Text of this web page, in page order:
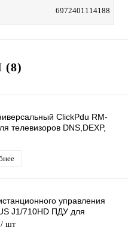
6972401114188
ClickPdu RM-
телевизоров DNS,DEXP,
LED
управления
J1/710HD ПДУ для
НТВ Плюс J1 и 710HD
/ шт